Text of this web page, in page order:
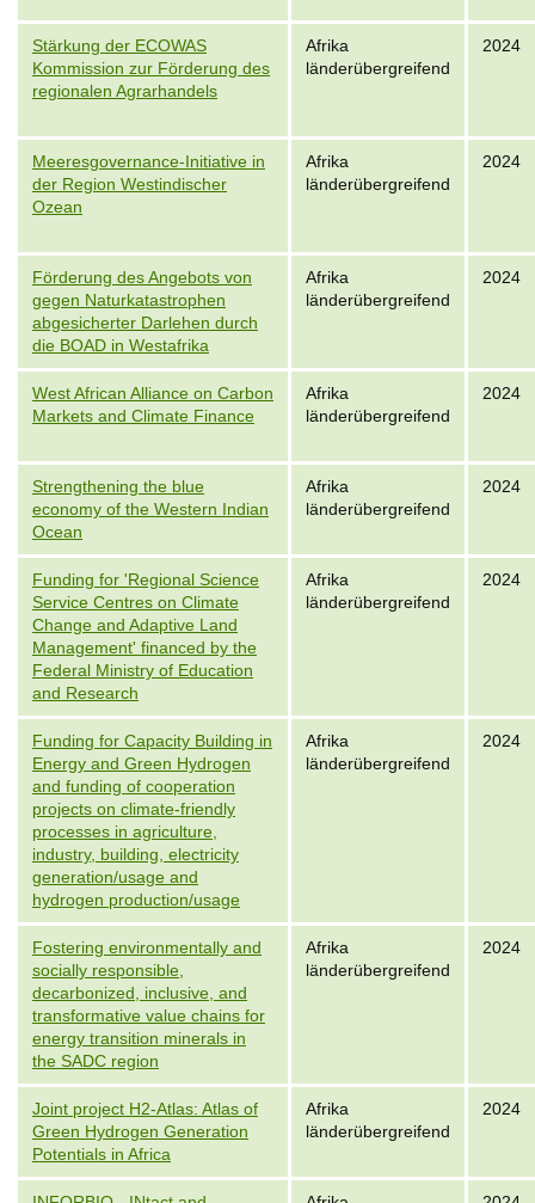
Stärkung der ECOWAS
Kommission zur Förderung des
regionalen Agrarhandels
Afrika
länderübergreifend
2024
Meeresgovernance-Initiative in
der Region Westindischer
Ozean
Afrika
länderübergreifend
2024
Förderung des Angebots von
gegen Naturkatastrophen
abgesicherter Darlehen durch
die BOAD in Westafrika
Afrika
länderübergreifend
2024
West African Alliance on Carbon
Markets and Climate Finance
Afrika
länderübergreifend
2024
Strengthening the blue
economy of the Western Indian
Ocean
Afrika
länderübergreifend
2024
Funding for 'Regional Science
Service Centres on Climate
Change and Adaptive Land
Management' financed by the
Federal Ministry of Education
and Research
Afrika
länderübergreifend
2024
Funding for Capacity Building in
Energy and Green Hydrogen
and funding of cooperation
projects on climate-friendly
processes in agriculture,
industry, building, electricity
generation/usage and
hydrogen production/usage
Afrika
länderübergreifend
2024
Fostering environmentally and
socially responsible,
decarbonized, inclusive, and
transformative value chains for
energy transition minerals in
the SADC region
Afrika
länderübergreifend
2024
Joint project H2-Atlas: Atlas of
Green Hydrogen Generation
Potentials in Africa
Afrika
länderübergreifend
2024